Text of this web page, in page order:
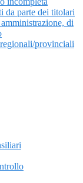
da parte dei titolari
di
provinciali